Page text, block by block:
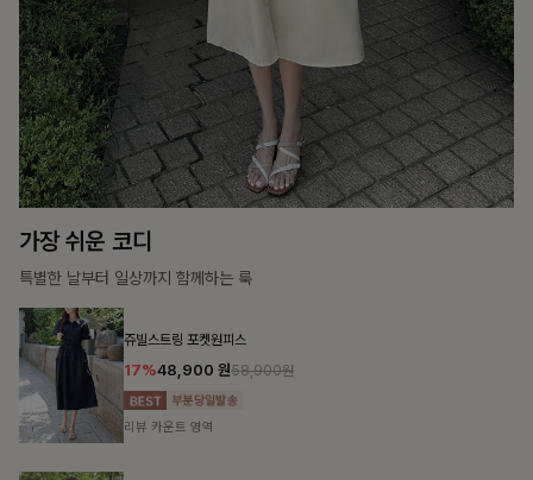
흐르는 우아함
단정함 속의 여성스러운 디테일이 돋보이는 화사한 블라우스
첼스트링 7부블라우스
10%26,100 원28,900원
리뷰 카운트 영역